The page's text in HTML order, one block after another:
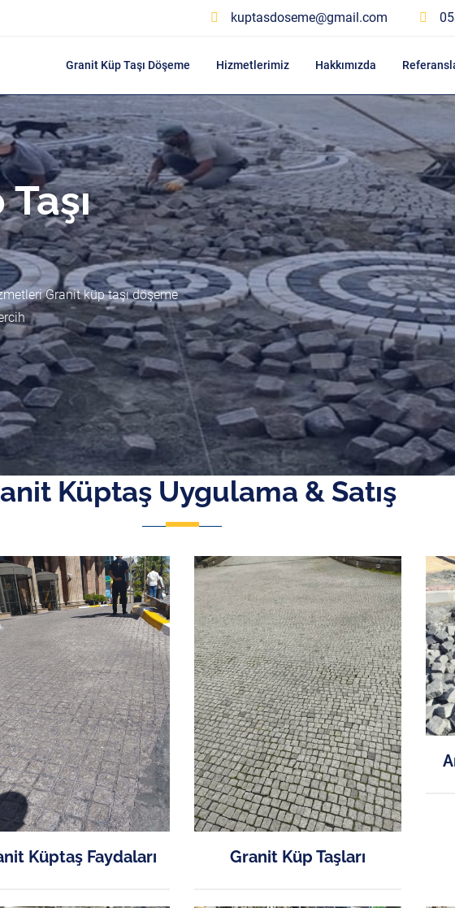
kuptasdoseme@gmail.com
Granit Küp Taşı Döşeme Hizmetlerimiz Hakkımızda
Granit küp taşı döşeme
Küptaş Uygulama & Satış
Küptaş Faydaları Granit Küp Taşları